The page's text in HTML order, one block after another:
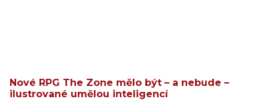
Nové RPG The Zone mělo být – a nebude –
ilustrované umělou inteligencí